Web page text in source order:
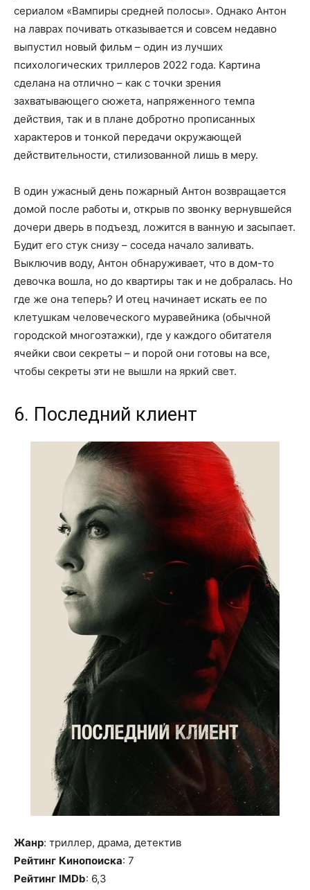
сериалом «Вампиры средней полосы». Однако Антон
на лаврах почивать отказывается и совсем недавно
выпустил новый фильм – один из лучших
психологических триллеров 2022 года. Картина
сделана на отлично – как с точки зрения
захватывающего сюжета, напряженного темпа
действия, так и в плане добротно прописанных
характеров и тонкой передачи окружающей
действительности, стилизованной лишь в меру.
В один ужасный день пожарный Антон возвращается
домой после работы и, открыв по звонку вернувшейся
дочери дверь в подъезд, ложится в ванную и засыпает.
Будит его стук снизу – соседа начало заливать.
Выключив воду, Антон обнаруживает, что в дом-то
девочка вошла, но до квартиры так и не добралась. Но
где же она теперь? И отец начинает искать ее по
клетушкам человеческого муравейника (обычной
городской многоэтажки), где у каждого обитателя
ячейки свои секреты – и порой они готовы на все,
чтобы секреты эти не вышли на яркий свет.
6. Последний клиент
Жанр: триллер, драма, детектив
Рейтинг Кинопоиска: 7
Рейтинг IMDb: 6,3